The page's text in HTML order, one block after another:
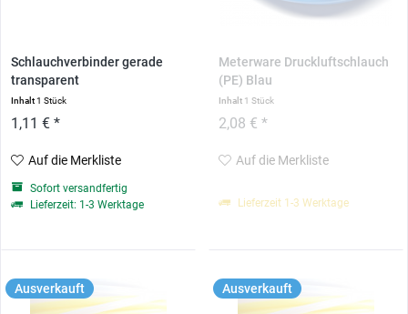
Schlauchverbinder gerade
transparent
Inhalt1 Stück
1,11 € *
Auf die Merkliste
Sofort versandfertig
Lieferzeit: 1-3 Werktage
Meterware Druckluftschlauch
(PE) Blau
Inhalt 1 Stück
2,08 € *
Auf die Merkliste
Lieferzeit 1-3 Werktage
Ausverkauft Ausverkauft